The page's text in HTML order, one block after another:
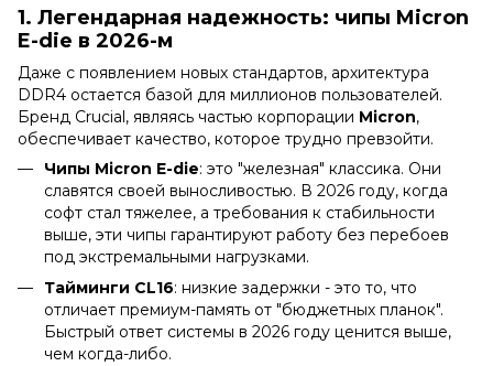
1. Легендарная надежность: чипы Micron
E-die в 2026-м
Даже с появлением новых стандартов, архитектура
DDR4 остается базой для миллионов пользователей.
Бренд Crucial, являясь частью корпорации Micron,
обеспечивает качество, которое трудно превзойти.
Чипы Micron E-die: это "железная" классика. Они
славятся своей выносливостью. В 2026 году, когда
софт стал тяжелее, а требования к стабильности
выше, эти чипы гарантируют работу без перебоев
под экстремальными нагрузками.
Тайминги CL16: низкие задержки - это то, что
отличает премиум-память от "бюджетных планок".
Быстрый ответ системы в 2026 году ценится выше,
чем когда-либо.